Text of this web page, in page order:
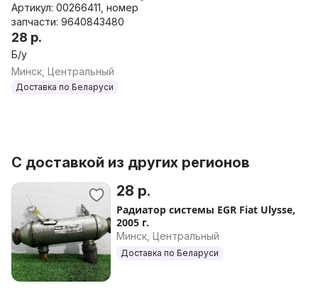
Артикул: 00266411, номер
запчасти: 9640843480
28 р.
Б/у
Минск, Центральный
Доставка по Беларуси
С доставкой из других регионов
28 р.
Радиатор системы EGR Fiat Ulysse,
2005 г.
Минск, Центральный
Доставка по Беларуси